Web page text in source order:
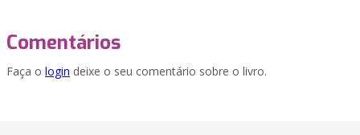
Comentários
Faça o login deixe o seu comentário sobre o livro.